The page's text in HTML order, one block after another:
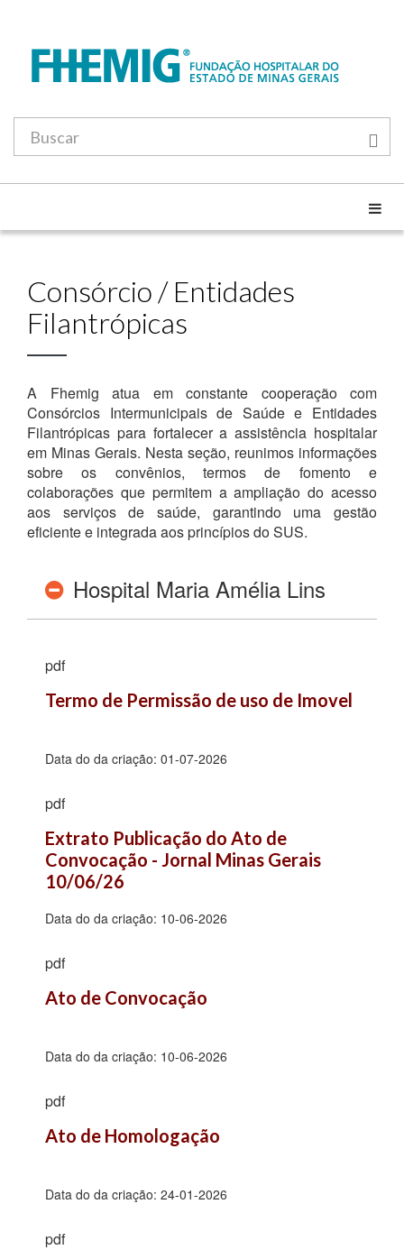
Consórcio / Entidades
Filantrópicas
A Fhemig atua em constante cooperação com
Consórcios Intermunicipais de Saúde e Entidades
Filantrópicas para fortalecer a assistência hospitalar
em Minas Gerais. Nesta seção, reunimos informações
sobre os convênios, termos de fomento e
colaborações que permitem a ampliação do acesso
aos serviços de saúde, garantindo uma gestão
eficiente e integrada aos princípios do SUS.
Hospital Maria Amélia Lins
pdf
Termo de Permissão de uso de Imovel
Data do da criação: 01-07-2026
pdf
Extrato Publicação do Ato de
Convocação - Jornal Minas Gerais
10/06/26
Data do da criação: 10-06-2026
pdf
Ato de Convocação
Data do da criação: 10-06-2026
pdf
Ato de Homologação
Data do da criação: 24-01-2026
pdf